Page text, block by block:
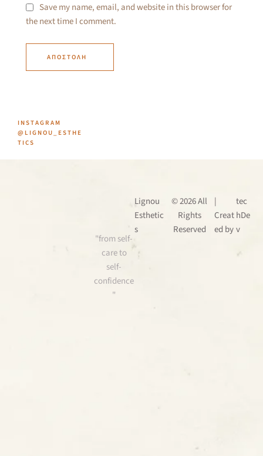
Save my name, email, and website in this browser for
the next time I comment.
ΑΠΟΣΤΟΛΉ
INSTAGRAM
@LIGNOU_ESTHE
TICS
"from self-
care to
self-
confidence
"
Lignou
Esthetic
s
© 2026 All
Rights
Reserved
|
Creat
ed by
tec
hDe
v